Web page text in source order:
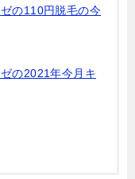
の110円脱毛の今
の2021年今月キ